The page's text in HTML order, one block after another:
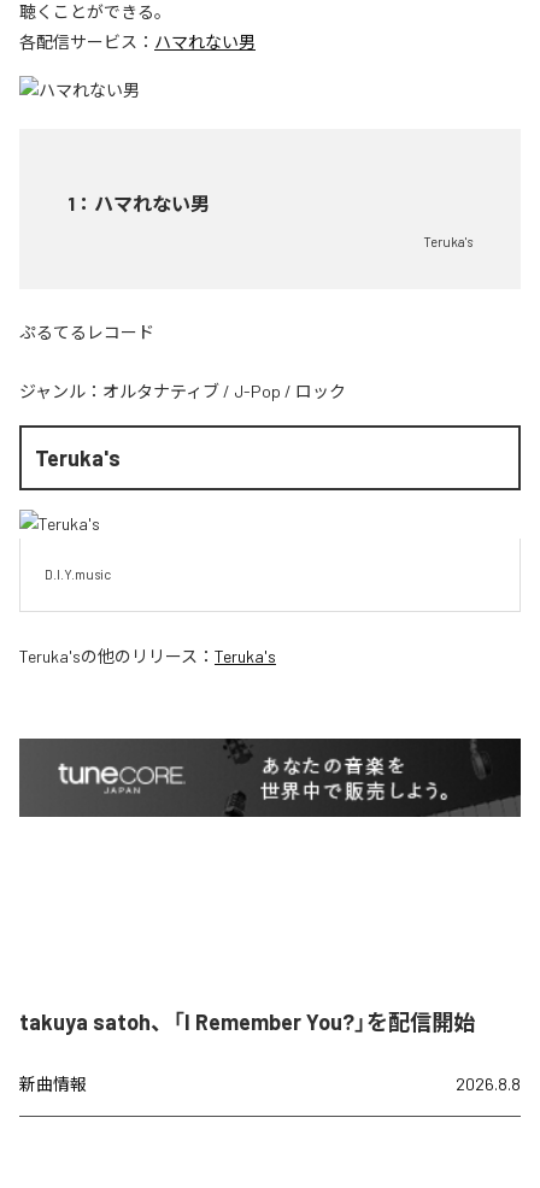
聴くことができる。
各配信サービス： ハマれない男
1 ： ハマれない男
Teruka's
ぷるてるレコード
ジャンル： オルタナティブ / J-Pop / ロック
Teruka's
D.I.Y.music
Teruka'sの他のリリース： Teruka's
takuya satoh、「I Remember You?」を配信開始
新曲情報 2026.8.8